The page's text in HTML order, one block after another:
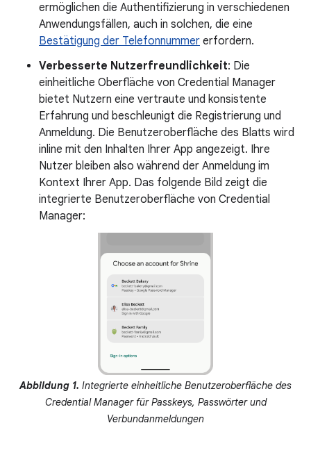
ermöglichen die Authentifizierung in verschiedenen
Anwendungsfällen, auch in solchen, die eine
Bestätigung der Telefonnummer erfordern.
Verbesserte Nutzerfreundlichkeit: Die
einheitliche Oberfläche von Credential Manager
bietet Nutzern eine vertraute und konsistente
Erfahrung und beschleunigt die Registrierung und
Anmeldung. Die Benutzeroberfläche des Blatts wird
inline mit den Inhalten Ihrer App angezeigt. Ihre
Nutzer bleiben also während der Anmeldung im
Kontext Ihrer App. Das folgende Bild zeigt die
integrierte Benutzeroberfläche von Credential
Manager:
Abbildung 1. Integrierte einheitliche Benutzeroberfläche des
Credential Manager für Passkeys, Passwörter und
Verbundanmeldungen